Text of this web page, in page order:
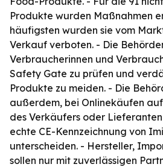
Produkte wurden Maßnahmen
häufigsten wurden sie vom
Verkauf verboten. - Die
Verbraucherinnen und
Safety Gate zu prüfen und
Produkte zu meiden. - Die
außerdem, bei Onlinekäufen
des Verkäufers oder
echte CE-Kennzeichnung von
unterscheiden. - Hersteller,
sollen nur mit zuverlässigen